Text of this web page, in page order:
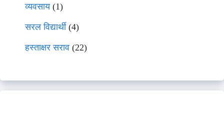
व्यवसाय(1)
सरल विद्यार्थी(4)
हस्ताक्षर सराव (22)